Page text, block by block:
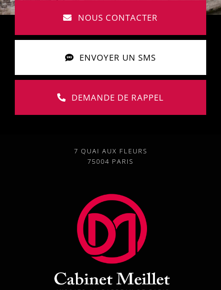
NOUS CONTACTER
ENVOYER UN SMS
DEMANDE DE RAPPEL
7 QUAI AUX FLEURS
75004 PARIS